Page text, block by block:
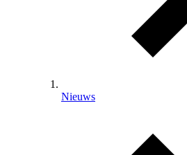
Nieuws